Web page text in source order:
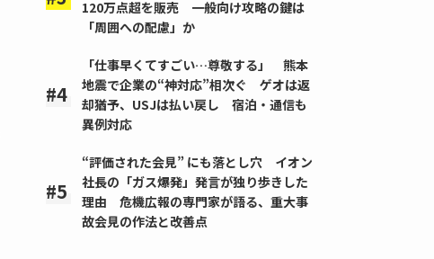
120万点超を販売 一般向け攻略の鍵は
「周囲への配慮」か
「仕事早くてすごい…尊敬する」 熊本
地震で企業の“神対応”相次ぐ ゲオは返
却猶予、USJは払い戻し 宿泊・通信も
異例対応
“評価された会見” にも落とし穴 イオン
社長の「ガス爆発」発言が独り歩きした
理由 危機広報の専門家が語る、重大事
故会見の作法と改善点